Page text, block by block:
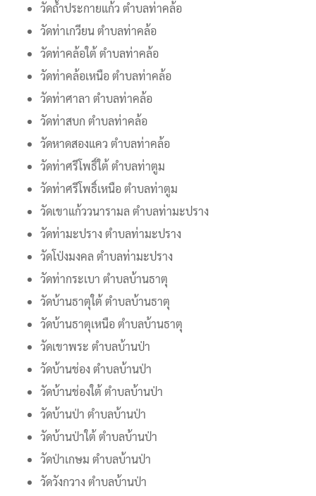
วัดถ้ำประกายแก้ว ตำบลท่าคล้อ
วัดท่าเกวียน ตำบลท่าคล้อ
วัดท่าคล้อใต้ ตำบลท่าคล้อ
วัดท่าคล้อเหนือ ตำบลท่าคล้อ
วัดท่าศาลา ตำบลท่าคล้อ
วัดท่าสบก ตำบลท่าคล้อ
วัดหาดสองแคว ตำบลท่าคล้อ
วัดท่าศรีโพธิ์ใต้ ตำบลท่าตูม
วัดท่าศรีโพธิ์เหนือ ตำบลท่าตูม
วัดเขาแก้ววนารามล ตำบลท่ามะปราง
วัดท่ามะปราง ตำบลท่ามะปราง
วัดโป่งมงคล ตำบลท่ามะปราง
วัดท่ากระเบา ตำบลบ้านธาตุ
วัดบ้านธาตุใต้ ตำบลบ้านธาตุ
วัดบ้านธาตุเหนือ ตำบลบ้านธาตุ
วัดเขาพระ ตำบลบ้านป่า
วัดบ้านช่อง ตำบลบ้านป่า
วัดบ้านช่องใต้ ตำบลบ้านป่า
วัดบ้านป่า ตำบลบ้านป่า
วัดบ้านป่าใต้ ตำบลบ้านป่า
วัดป่าเกษม ตำบลบ้านป่า
วัดวังกวาง ตำบลบ้านป่า